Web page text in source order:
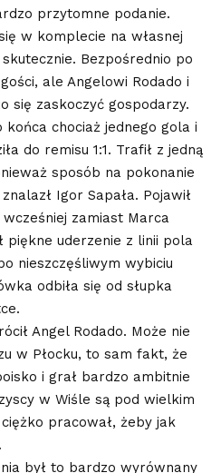
przytomne podanie.
w komplecie na własnej
Bezpośrednio po
ale Angelowi Rodado i
się zaskoczyć gospodarzy.
końca chociaż jednego gola i
do remisu 1:1. Trafił z jedną
sposób na pokonanie
Igor Sapała. Pojawił
zamiast Marca
piękne uderzenie z linii pola
nieszczęśliwym wybiciu
odbiła się od słupka
Angel Rodado. Może nie
w Płocku, to sam fakt, że
i grał bardzo ambitnie
w Wiśle są pod wielkim
pracował, żeby jak
był to bardzo wyrównany